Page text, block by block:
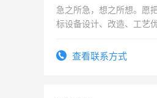
急之所急，想之所想。愿
标设备设计、改造、工艺
结识有识之士，共享未来。
查看联系方式